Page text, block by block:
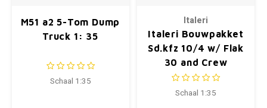
M51 a2 5-Tom Dump
Truck 1: 35
Schaal 1:35
Italeri
Italeri Bouwpakket
Sd.kfz 10/4 w/ Flak
30 and Crew
Schaal 1:35